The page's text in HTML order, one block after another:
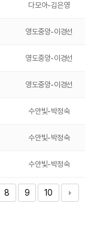
다모아-김은영
영도중앙-이경선
영도중앙-이경선
영도중앙-이경선
수안빛-박정숙
수안빛-박정숙
수안빛-박정숙
8 9 10